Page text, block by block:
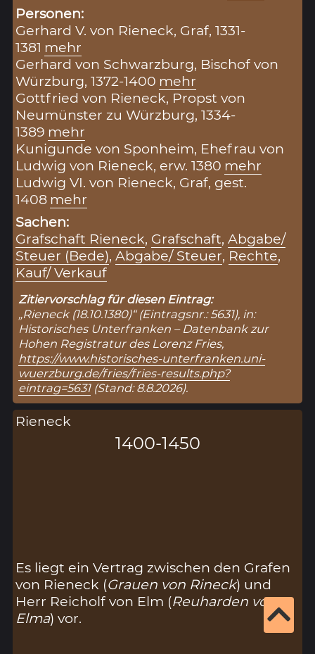
Personen:
Gerhard V. von Rieneck, Graf, 1331-
1381 mehr
Gerhard von Schwarzburg, Bischof von
Würzburg, 1372-1400 mehr
Gottfried von Rieneck, Propst von
Neumünster zu Würzburg, 1334-
1389 mehr
Kunigunde von Sponheim, Ehefrau von
Ludwig von Rieneck, erw. 1380 mehr
Ludwig VI. von Rieneck, Graf, gest.
1408 mehr
Sachen:
Grafschaft Rieneck, Grafschaft,Abgabe/
Steuer (Bede),Abgabe/ Steuer, Rechte,
Kauf/ Verkauf
Zitiervorschlag für diesen Eintrag:
„Rieneck (18.10.1380)“ (Eintragsnr.: 5631), in:
Historisches Unterfranken – Datenbank zur
Hohen Registratur des Lorenz Fries,
https://www.historisches-unterfranken.uni-
wuerzburg.de/fries/fries-results.php?
eintrag=5631(Stand: 8.8.2026).
Rieneck
1400-1450
Es liegt ein Vertrag zwischen den Grafen
von Rieneck (Grauen von Rineck) und
Herr Reicholf von Elm (Reuharden von
Elma) vor.